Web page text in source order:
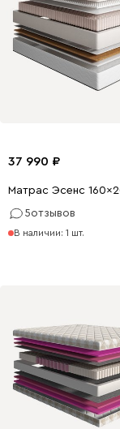
37 990
Матрас Эсенс
5отзывов
В наличии: 1 шт.